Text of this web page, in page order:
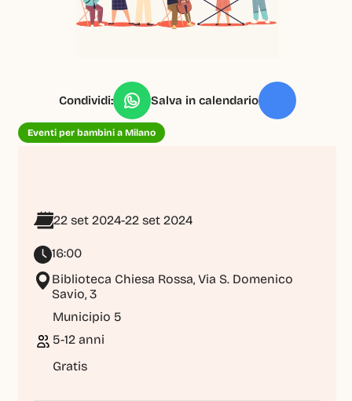
Condividi: Salva in calendario
Eventi per bambini a Milano
22 set 2024-22 set 2024
16:00
Biblioteca Chiesa Rossa, Via S. Domenico
Savio, 3
Municipio 5
5-12 anni
Gratis